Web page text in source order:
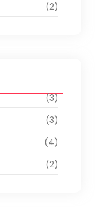
(2)
(3)
(3)
(4)
(2)